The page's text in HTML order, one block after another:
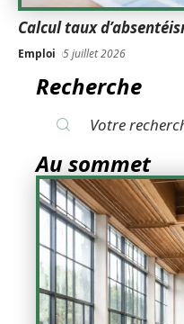
Calcul taux
Emploi 5 juillet 2026
Recherche
Au sommet